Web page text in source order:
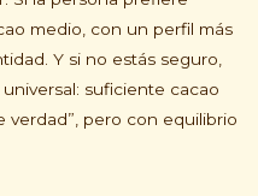
medio, con un perfil más
Y si no estás seguro,
suficiente cacao
verdad”, pero con equilibrio